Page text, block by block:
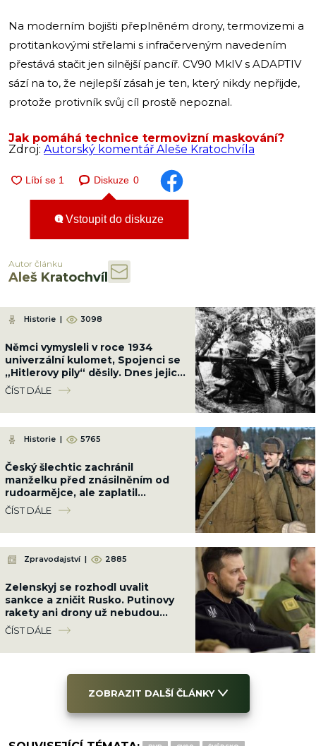
Na moderním bojišti přeplněném drony, termovizemi a
protitankovými střelami s infračerveným navedením
přestává stačit jen silnější pancíř. CV90 MkIV s ADAPTIV
sází na to, že nejlepší zásah je ten, který nikdy nepřijde,
protože protivník svůj cíl prostě nepoznal.
Jak pomáhá technice termovizní maskování?
Zdroj: Autorský komentář Aleše Kratochvíla
Diskuze 0
Vstoupit do diskuze
Autor článku
Aleš Kratochvíl
Historie | 3098
Němci vymysleli v roce 1934
univerzální kulomet, Spojenci se
„Hitlerovy pily“ děsily. Dnes jejich
koncept používá celý svět
ČÍST DÁLE
Historie | 5765
Český šlechtic zachránil
manželku před znásilněním od
rudoarmějce, ale zaplatil
životem; 40 let jsme vraha
oslavovali jako hrdinu
ČÍST DÁLE
Zpravodajství | 2885
Zelenskyj se rozhodl uvalit
sankce a zničit Rusko. Putinovy
rakety ani drony už nebudou
existovat
ČÍST DÁLE
ZOBRAZIT DALŠÍ ČLÁNKY